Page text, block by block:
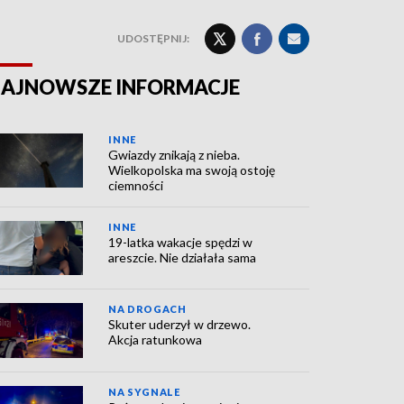
UDOSTĘPNIJ:
INFORMACJE
INNE
Gwiazdy znikają z nieba.
Wielkopolska ma swoją ostoję
ciemności
INNE
19-latka wakacje spędzi w
areszcie. Nie działała sama
NA DROGACH
Skuter uderzył w drzewo.
Akcja ratunkowa
NA SYGNALE